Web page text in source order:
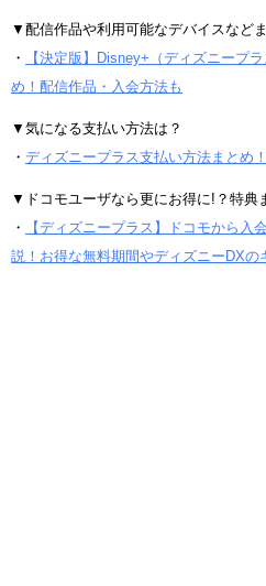
▼配信作品や利用可能なデバイスなど
・
【決定版】Disney+（ディズニープ
め！配信作品・入会方法も
▼気になる支払い方法は？
・ ディズニープラス支払い方法まとめ
▼ドコモユーザなら更にお得に!？特典
・
【ディズニープラス】ドコモから入
説！お得な無料期間やディズニーDXの